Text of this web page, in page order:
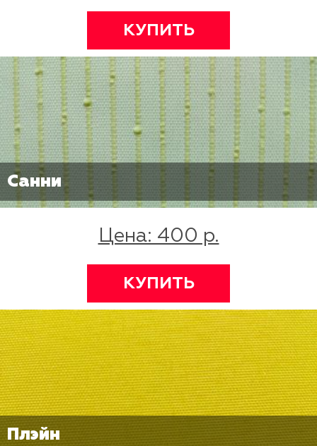
КУПИТЬ
Санни
Цена: 400 р.
КУПИТЬ
Плэйн